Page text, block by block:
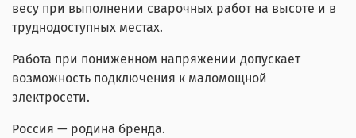
весу при выполнении сварочных работ на высоте и в
труднодоступных местах.
Работа при пониженном напряжении допускает
возможность подключения к маломощной
электросети.
Россия — родина бренда.